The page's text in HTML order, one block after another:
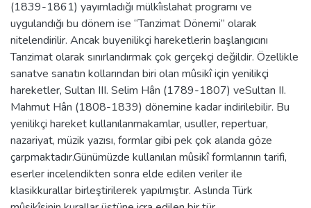
(1839-1861) yayımladığı mülkîıslahat programı ve
uygulandığı bu dönem ise “Tanzimat Dönemi” olarak
nitelendirilir. Ancak buyenilikçi hareketlerin başlangıcını
Tanzimat olarak sınırlandırmak çok gerçekçi değildir. Özellikle
sanatve sanatın kollarından biri olan mûsikî için yenilikçi
hareketler, Sultan III. Selim Hân (1789-1807) veSultan II.
Mahmut Hân (1808-1839) dönemine kadar indirilebilir. Bu
yenilikçi hareket kullanılanmakamlar, usuller, repertuar,
nazariyat, müzik yazısı, formlar gibi pek çok alanda göze
çarpmaktadır.Günümüzde kullanılan mûsikî formlarının tarifi,
eserler incelendikten sonra elde edilen veriler ile
klasikkurallar birleştirilerek yapılmıştır. Aslında Türk